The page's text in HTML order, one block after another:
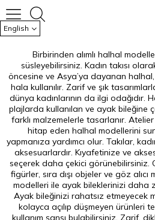
English
Birbirinden alımlı halhal
süsleyebilirsiniz. Kadın takısı
öncesine ve Asya’ya dayanan
hala kullanılır. Zarif ve şık
dünya kadınlarının da ilgi odağıdır.
plajlarda kullanılan ve ayak bileğine
farklı malzemelerle tasarlanır.
hitap eden halhal modellerini
yapmanıza yardımcı olur. Takılar,
aksesuarlardır. Kıyafetinize ve
seçerek daha çekici görünebilirsiniz.
figürler, sıra dışı objeler ve göz
modelleri ile ayak bileklerinizi daha
Ayak bileğinizi rahatsız etmeyecek
kolayca açılıp düşmeyen ürünleri
kullanım şansı bulabilirsiniz. Zarif,